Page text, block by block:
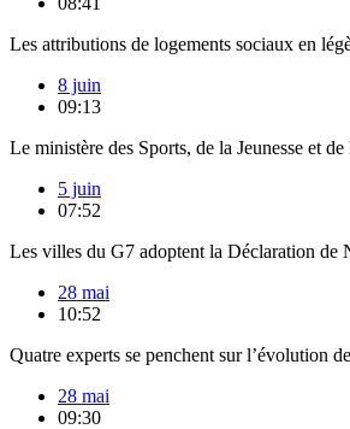
Les attributions de logements sociaux en
8 juin
09:13
Le ministère des Sports, de la Jeunesse et
5 juin
07:52
Les villes du G7 adoptent la Déclaration de
28 mai
10:52
Quatre experts se penchent sur l’évolution
28 mai
09:30